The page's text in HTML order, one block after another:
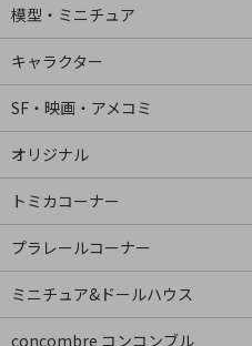
模型・ミニチュア
キャラクター
SF・映画・アメコミ
オリジナル
トミカコーナー
プラレールコーナー
ミニチュア&ドールハウス
concombre コンコンブル